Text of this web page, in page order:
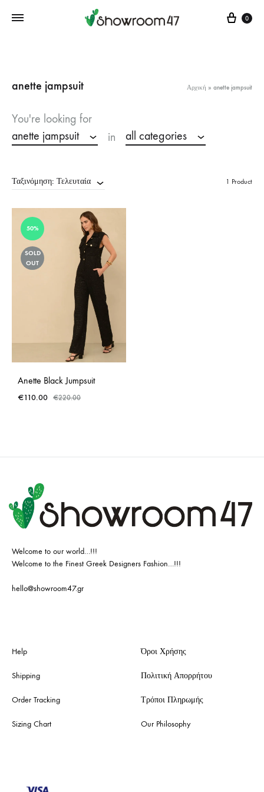
Cart
0
anette jampsuit Αρχική » anette jampsuit
You're looking for
anette jampsuit
in all categories
Ταξινόμηση: Τελευταία 1 Product
50%
SOLD
OUT
Anette Black Jumpsuit
€110.00 €220.00
Welcome to our world…!!!
Welcome to the Finest Greek Designers Fashion…!!!
hello@showroom47.gr
Help
Shipping
Order Tracking
Sizing Chart
Όροι Χρήσης
Πολιτική Απορρήτου
Τρόποι Πληρωμής
Our Philosophy